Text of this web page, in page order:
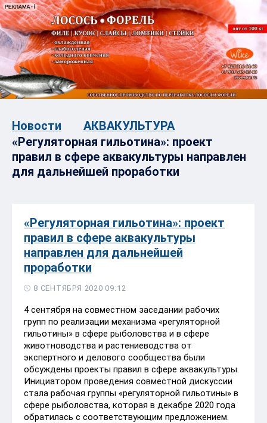
Новости
АКВАКУЛЬТУРА
«Регуляторная гильотина»: проект
правил в сфере аквакультуры направлен
для дальнейшей проработки
«Регуляторная гильотина»: проект
правил в сфере аквакультуры
направлен для дальнейшей
проработки
8 СЕНТЯБРЯ 2020 09:12
4 сентября на совместном заседании рабочих
групп по реализации механизма «регуляторной
гильотины» в сфере рыболовства и в сфере
животноводства и растениеводства от
экспертного и делового сообщества были
обсуждены проекты правил в сфере аквакультуры.
Инициатором проведения совместной дискуссии
стала рабочая группы «регуляторной гильотины» в
сфере рыболовства, которая в декабре 2020 года
обратилась с соответствующим предложением.